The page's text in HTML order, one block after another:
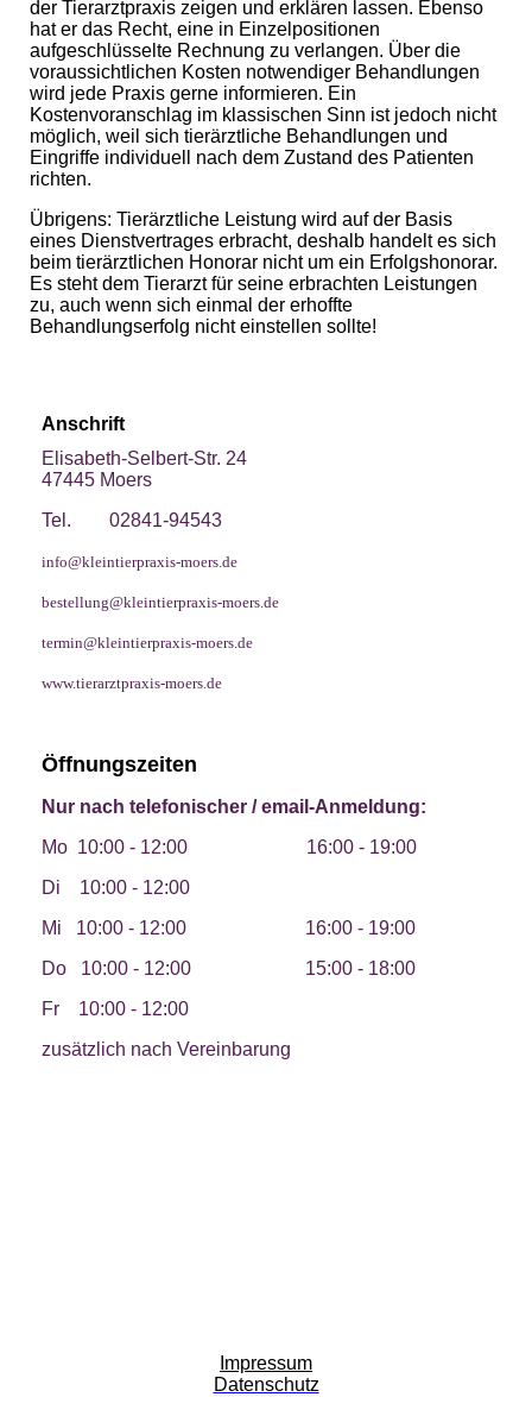
der Tierarztpraxis zeigen und erklären lassen. Ebenso
hat er das Recht, eine in Einzelpositionen
aufgeschlüsselte Rechnung zu verlangen. Über die
voraussichtlichen Kosten notwendiger Behandlungen
wird jede Praxis gerne informieren. Ein
Kostenvoranschlag im klassischen Sinn ist jedoch nicht
möglich, weil sich tierärztliche Behandlungen und
Eingriffe individuell nach dem Zustand des Patienten
richten.
Übrigens: Tierärztliche Leistung wird auf der Basis
eines Dienstvertrages erbracht, deshalb handelt es sich
beim tierärztlichen Honorar nicht um ein Erfolgshonorar.
Es steht dem Tierarzt für seine erbrachten Leistungen
zu, auch wenn sich einmal der erhoffte
Behandlungserfolg nicht einstellen sollte!
Anschrift
Elisabeth-Selbert-Str. 24
47445 Moers
Tel. 02841-94543
info@kleintierpraxis-moers.de
bestellung@kleintierpraxis-moers.de
termin@kleintierpraxis-moers.de
www.tierarztpraxis-moers.de
Öffnungszeiten
Nur nach telefonischer / email-Anmeldung:
Mo 10:00 - 12:00 16:00 - 19:00
Di 10:00 - 12:00
Mi 10:00 - 12:00 16:00 - 19:00
Do 10:00 - 12:00 15:00 - 18:00
Fr 10:00 - 12:00
zusätzlich nach Vereinbarung
Impressum
Datenschutz